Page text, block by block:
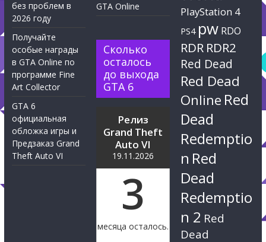
без проблем в
2026 году
Получайте
особые награды
в GTA Online по
программе Fine
Art Collector
GTA 6
официальная
обложка игры и
Предзаказ Grand
Theft Auto VI
GTA Online
Сколько
осталось
до выхода
GTA 6
Релиз
Grand Theft
Auto VI
19.11.2026
3
месяца осталось.
PlayStation 4
PS4 pw RDO
RDR RDR2
Red Dead
Red Dead
Online Red
Dead
Redemptio
n Red
Dead
Redemptio
n 2 Red
Dead